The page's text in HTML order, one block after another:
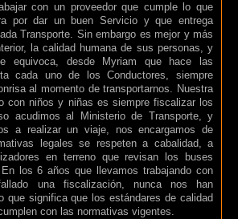
con un proveedor que cumple lo que
por dar un buen Servicio y que entrega
Transporte. Sin embargo es mejor y más
la calidad humana de sus personas, y
equivoca, desde Myriam que hace las
cada uno de los Conductores, siempre
al momento de transportarnos. Nuestra
con niños y niñas es siempre fiscalizar los
acudimos al Ministerio de Transporte, y
a realizar un viaje, nos encargamos de
legales se respeten a cabalidad, a
en terreno que revisan los buses
los 6 años que llevamos trabajando con
una fiscalización, nunca nos han
que significa que los estándares de calidad
con las normativas vigentes.